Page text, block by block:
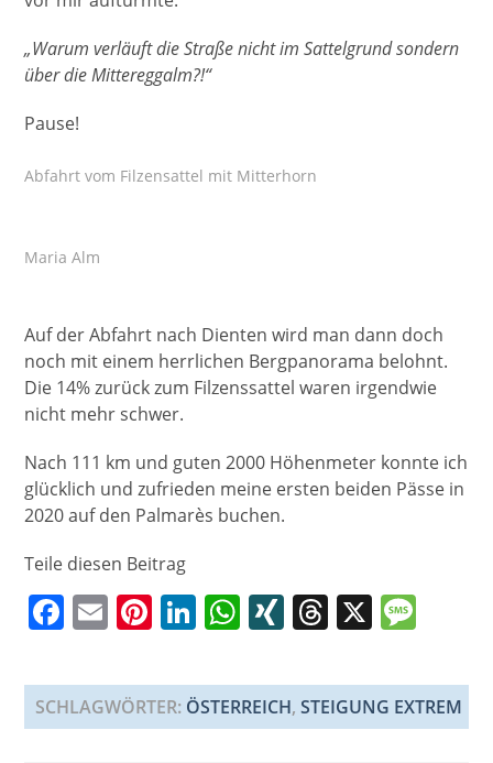
„Warum verläuft die Straße nicht im Sattelgrund sondern
über die Mittereggalm?!“
Pause!
Abfahrt vom Filzensattel mit Mitterhorn
Maria Alm
Auf der Abfahrt nach Dienten wird man dann doch
noch mit einem herrlichen Bergpanorama belohnt.
Die 14% zurück zum Filzenssattel waren irgendwie
nicht mehr schwer.
Nach 111 km und guten 2000 Höhenmeter konnte ich
glücklich und zufrieden meine ersten beiden Pässe in
2020 auf den Palmarès buchen.
Teile diesen Beitrag
F
c
e
E
ai
l
Pi
er
e
Li
k
e
W
at
s
XI
G
T
re
a
X
ss
a
SCHLAGWÖRTER: ÖSTERREICH, STEIGUNG EXTREM